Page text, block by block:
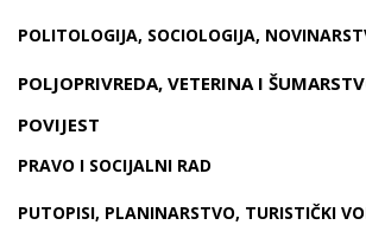
POLITOLOGIJA, SOCIOLOGIJA,
POLJOPRIVREDA, VETERINA I
POVIJEST
PRAVO I SOCIJALNI RAD
PUTOPISI, PLANINARSTVO, TURISTIČKI